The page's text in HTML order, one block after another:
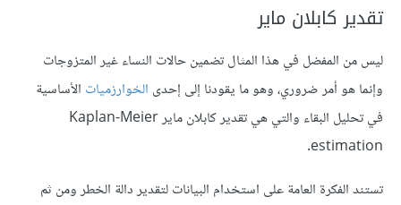
تقدير كابلان ماير
ليس من المفضل في هذا المثال تضمين حالات النساء غير المتزوجات
وإنما هو أمر ضروري، وهو ما يقودنا إلى إحدى الخوارزميات الأساسية
في تحليل البقاء والتي هي تقدير كابلان ماير Kaplan-Meier
estimation.
تستند الفكرة العامة على استخدام البيانات لتقدير دالة الخطر ومن ثم